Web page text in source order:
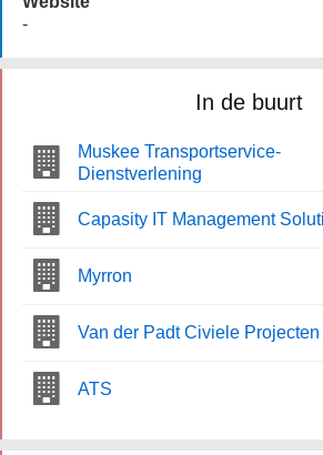
-
In de buurt
Muskee Transportservice-
Dienstverlening
Capasity IT Management
Myrron
Van der Padt Civiele Projecten
ATS